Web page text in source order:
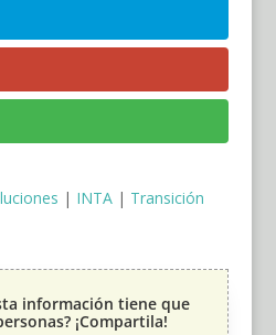
| INTA| Transición
información tiene que
¡Compartila!